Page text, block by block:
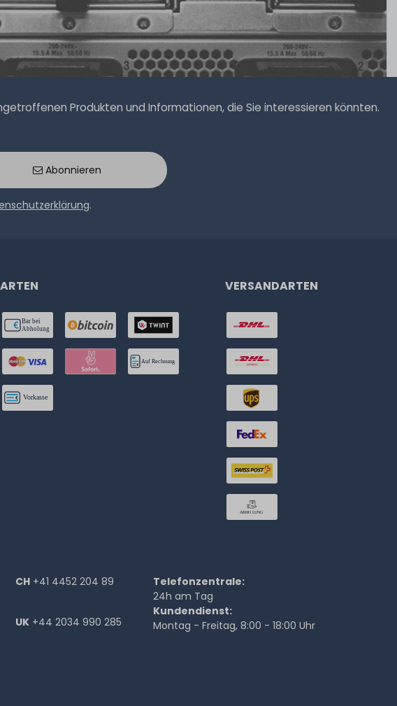
Produkten und Informationen, die Sie interessieren könnten.
Abonnieren
.
VERSANDARTEN
CH +41 4452 204 89
UK +44 2034 990 285
Telefonzentrale:
24h am Tag
Kundendienst:
Montag - Freitag, 8:00 - 18:00 Uhr